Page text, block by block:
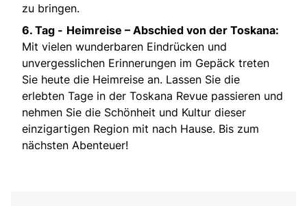
zu bringen.
6. Tag - Heimreise – Abschied von der Toskana:
Mit vielen wunderbaren Eindrücken und
unvergesslichen Erinnerungen im Gepäck treten
Sie heute die Heimreise an. Lassen Sie die
erlebten Tage in der Toskana Revue passieren und
nehmen Sie die Schönheit und Kultur dieser
einzigartigen Region mit nach Hause. Bis zum
nächsten Abenteuer!